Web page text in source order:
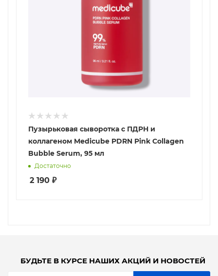
Пузырьковая сыворотка с ПДРН и
коллагеном Medicube PDRN Pink Collagen
Bubble Serum, 95 мл
Достаточно
2 190 ₽
БУДЬТЕ В КУРСЕ НАШИХ АКЦИЙ И НОВОСТЕЙ